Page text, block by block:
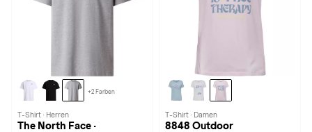
+2 Farben
T-Shirt · Herren
The North Face ·
T-Shirt · Damen
8848 Outdoor